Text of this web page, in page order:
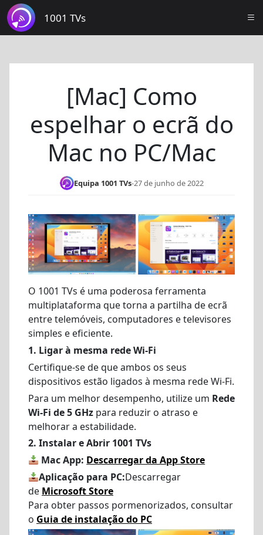
1001 TVs
[Mac] Como
espelhar o ecrã do
Mac no PC/Mac
Equipa 1001 TVs-27 de junho de 2022
O 1001 TVs é uma poderosa ferramenta
multiplataforma que torna a partilha de ecrã
entre telemóveis, computadores e televisores
simples e eficiente.
1. Ligar à mesma rede Wi-Fi
Certifique-se de que ambos os seus
dispositivos estão ligados à mesma rede Wi-Fi.
Para um melhor desempenho, utilize um Rede
Wi-Fi de 5 GHz para reduzir o atraso e
melhorar a estabilidade.
2. Instalare Abrir 1001 TVs
Mac App: Descarregar da App Store
Aplicação para PC:Descarregar
de Microsoft Store
Para obter passos pormenorizados, consultar
o Guia de instalação do PC